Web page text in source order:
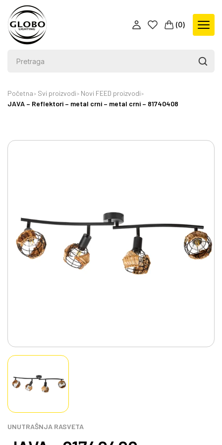
(0)
Početna Svi proizvodi
Novi FEED proizvodi
JAVA – Reflektori – metal crni – metal crni – 81740408
UNUTRAŠNJA RASVETA